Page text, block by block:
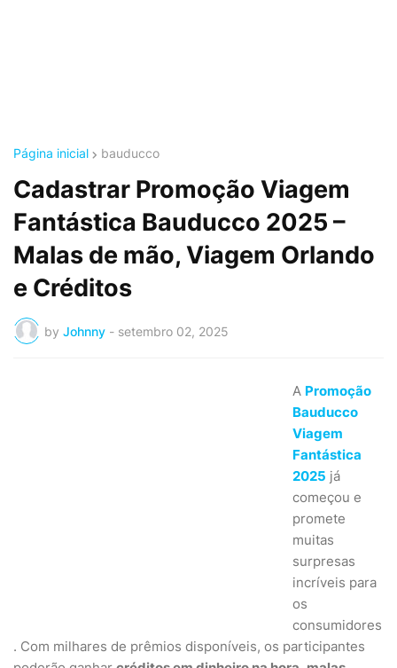
Página inicial bauducco
Cadastrar Promoção Viagem
Fantástica Bauducco 2025 –
Malas de mão, Viagem Orlando
e Créditos
by Johnny - setembro 02, 2025
A Promoção
Bauducco
Viagem
Fantástica
2025 já
começou e
promete
muitas
surpresas
incríveis para
os
consumidores
. Com milhares de prêmios disponíveis, os participantes